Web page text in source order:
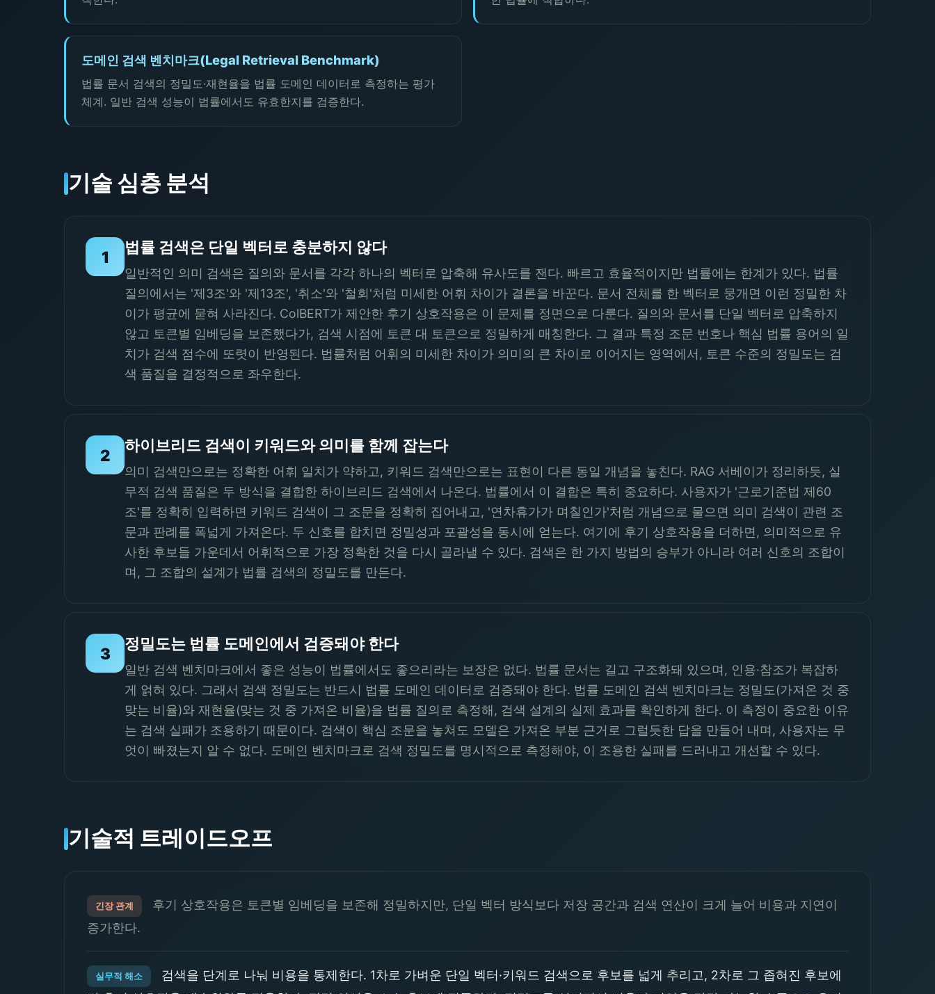
도메인 검색 벤치마크(Legal Retrieval Benchmark)
법률 문서 검색의 정밀도·재현율을 법률 도메인 데이터로 측정하는 평가
체계. 일반 검색 성능이 법률에서도 유효한지를 검증한다.
기술 심층 분석
1
법률 검색은 단일 벡터로 충분하지 않다
일반적인 의미 검색은 질의와 문서를 각각 하나의 벡터로 압축해 유사도를 잰다. 빠르고 효율적이지만 법률에는 한계가 있다. 법률
질의에서는 '제3조'와 '제13조', '취소'와 '철회'처럼 미세한 어휘 차이가 결론을 바꾼다. 문서 전체를 한 벡터로 뭉개면 이런 정밀한 차
이가 평균에 묻혀 사라진다. ColBERT가 제안한 후기 상호작용은 이 문제를 정면으로 다룬다. 질의와 문서를 단일 벡터로 압축하지
않고 토큰별 임베딩을 보존했다가, 검색 시점에 토큰 대 토큰으로 정밀하게 매칭한다. 그 결과 특정 조문 번호나 핵심 법률 용어의 일
치가 검색 점수에 또렷이 반영된다. 법률처럼 어휘의 미세한 차이가 의미의 큰 차이로 이어지는 영역에서, 토큰 수준의 정밀도는 검
색 품질을 결정적으로 좌우한다.
2
하이브리드 검색이 키워드와 의미를 함께 잡는다
의미 검색만으로는 정확한 어휘 일치가 약하고, 키워드 검색만으로는 표현이 다른 동일 개념을 놓친다. RAG 서베이가 정리하듯, 실
무적 검색 품질은 두 방식을 결합한 하이브리드 검색에서 나온다. 법률에서 이 결합은 특히 중요하다. 사용자가 '근로기준법 제60
조'를 정확히 입력하면 키워드 검색이 그 조문을 정확히 집어내고, '연차휴가가 며칠인가'처럼 개념으로 물으면 의미 검색이 관련 조
문과 판례를 폭넓게 가져온다. 두 신호를 합치면 정밀성과 포괄성을 동시에 얻는다. 여기에 후기 상호작용을 더하면, 의미적으로 유
사한 후보들 가운데서 어휘적으로 가장 정확한 것을 다시 골라낼 수 있다. 검색은 한 가지 방법의 승부가 아니라 여러 신호의 조합이
며, 그 조합의 설계가 법률 검색의 정밀도를 만든다.
3
정밀도는 법률 도메인에서 검증돼야 한다
일반 검색 벤치마크에서 좋은 성능이 법률에서도 좋으리라는 보장은 없다. 법률 문서는 길고 구조화돼 있으며, 인용·참조가 복잡하
게 얽혀 있다. 그래서 검색 정밀도는 반드시 법률 도메인 데이터로 검증돼야 한다. 법률 도메인 검색 벤치마크는 정밀도(가져온 것 중
맞는 비율)와 재현율(맞는 것 중 가져온 비율)을 법률 질의로 측정해, 검색 설계의 실제 효과를 확인하게 한다. 이 측정이 중요한 이유
는 검색 실패가 조용하기 때문이다. 검색이 핵심 조문을 놓쳐도 모델은 가져온 부분 근거로 그럴듯한 답을 만들어 내며, 사용자는 무
엇이 빠졌는지 알 수 없다. 도메인 벤치마크로 검색 정밀도를 명시적으로 측정해야, 이 조용한 실패를 드러내고 개선할 수 있다.
기술적 트레이드오프
긴장 관계
후기 상호작용은 토큰별 임베딩을 보존해 정밀하지만, 단일 벡터 방식보다 저장 공간과 검색 연산이 크게 늘어 비용과 지연이
증가한다.
실무적 해소
검색을 단계로 나눠 비용을 통제한다. 1차로 가벼운 단일 벡터·키워드 검색으로 후보를 넓게 추리고, 2차로 그 좁혀진 후보에